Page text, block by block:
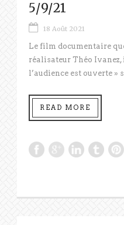
5/9/21
18 Août 2021
Le film documentaire
réalisateur Théo
l’audience est ouverte »
READ MORE